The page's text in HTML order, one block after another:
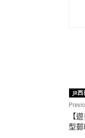
JR
【
型